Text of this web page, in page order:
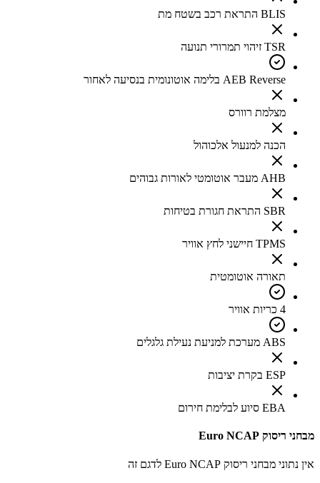
BLIS התראת רכב בשטח מת
TSR זיהוי תמרורי תנועה
AEB Reverse בלימה אוטונומית בנסיעה לאחור
מצלמת רוורס
הכנה למנעול אלכוהול
AHB מעבר אוטומטי לאורות גבוהים
SBR התראת חגורת בטיחות
TPMS חיישני לחץ אוויר
תאורה אוטומטית
4 כריות אוויר
ABS מערכת למניעת נעילת גלגלים
ESP בקרת יציבות
EBA סיוע לבלימת חירום
מבחני ריסוק Euro NCAP
אין נתוני מבחני ריסוק Euro NCAP לדגם זה